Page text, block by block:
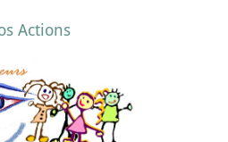
Actions